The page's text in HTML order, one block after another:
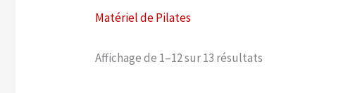
Matériel de Pilates
Affichage de 1–12 sur 13 résultats